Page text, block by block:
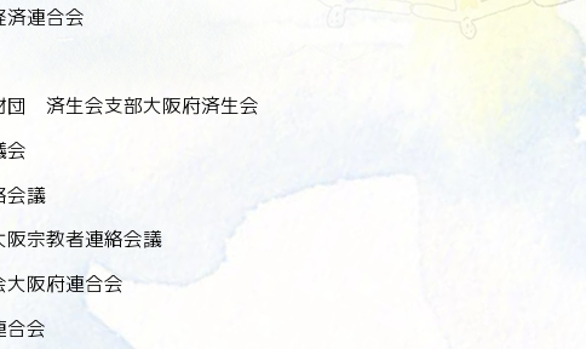
連合会
済生会支部大阪府済生会
会
会議
宗教者連絡会議
大阪府連合会
合会